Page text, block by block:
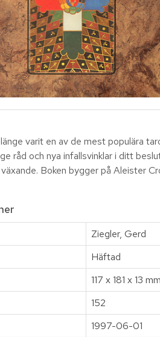
varit en av de mest populära
råd och nya infallsvinklar i ditt
Boken bygger på Aleister
Ziegler, Gerd
Häftad
117 x 181 x 13 mm
152
1997-06-01